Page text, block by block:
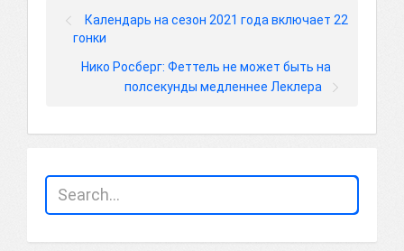
Календарь на сезон 2021 года включает 22
гонки
Нико Росберг: Феттель не может быть на
полсекунды медленнее Леклера